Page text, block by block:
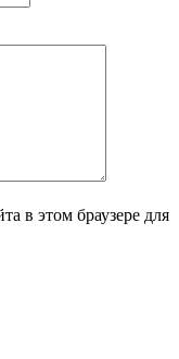
в этом браузере для